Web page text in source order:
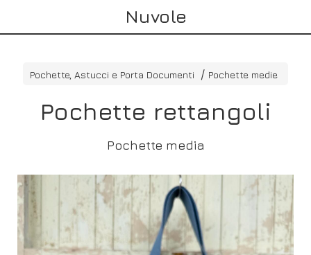
Nuvole
Pochette, Astucci e Porta Documenti Pochette medie
Pochette rettangoli
Pochette media